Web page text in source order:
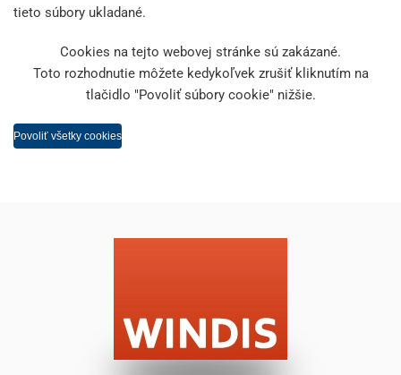
tieto súbory ukladané.
Cookies na tejto webovej stránke sú zakázané.
Toto rozhodnutie môžete kedykoľvek zrušiť kliknutím na
tlačidlo "Povoliť súbory cookie" nižšie.
Povoliť všetky cookies